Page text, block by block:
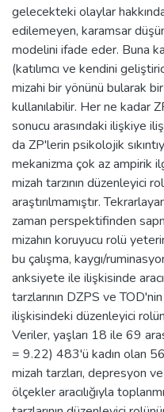
gelecekteki olaylar
edilemeyen, karamsar
modelini ifade eder. Buna
(katılımcı ve kendini
mizahi bir yönünü bularak
kullanılabilir. Her ne kadar
sonucu arasındaki ilişkiye
da ZP'lerin psikolojik
mekanizma çok az ampirik
mizah tarzının düzenleyici
araştırılmamıştır.
zaman perspektifinden
mizahın koruyucu rolü
bu çalışma, kaygı/
anksiyete ile ilişkisinde
tarzlarının DZPS ve
ilişkisindeki düzenleyici
Veriler, yaşları 18 ile 69
= 9.22) 483'ü kadın olan
mizah tarzları, depresyon
ölçekler aracılığıyla